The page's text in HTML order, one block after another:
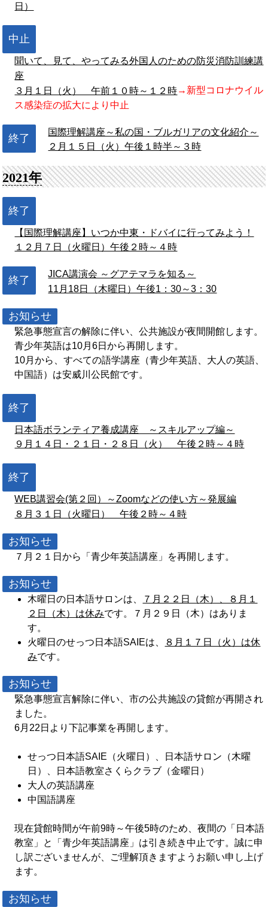
日）
中止
聞いて、見て、やってみる外国人のための防災消防訓練講
座
３月１日（火） 午前１０時～１２時→新型コロナウイル
ス感染症の拡大により中止
終了
国際理解講座～私の国・ブルガリアの文化紹介～
２月１５日（火）午後１時半～３時
2021年
終了
【国際理解講座】いつか中東・ドバイに行ってみよう！
１２月７日（火曜日）午後２時～４時
終了
JICA講演会 ～グアテマラを知る～
11月18日（木曜日）午後1：30～3：30
お知らせ
緊急事態宣言の解除に伴い、公共施設が夜間開館します。
青少年英語は10月6日から再開します。
10月から、すべての語学講座（青少年英語、大人の英語、
中国語）は安威川公民館です。
終了
日本語ボランティア養成講座 ～スキルアップ編～
９月１４日・２１日・２８日（火） 午後２時～４時
終了
WEB講習会(第２回）～Zoomなどの使い方～発展編
８月３１日（火曜日） 午後２時～４時
お知らせ
７月２１日から「青少年英語講座」を再開します。
お知らせ
木曜日の日本語サロンは、
７月２２日（木）、８月１
２日（木）は休みです。７月２９日（木）はありま
す。
火曜日のせっつ日本語SAIEは、
８月１７日（火）は休
みです。
お知らせ
緊急事態宣言解除に伴い、市の公共施設の貸館が再開され
ました。
6月22日より下記事業を再開します。
せっつ日本語SAIE（火曜日）、日本語サロン（木曜
日）、日本語教室さくらクラブ（金曜日）
大人の英語講座
中国語講座
現在貸館時間が午前9時～午後5時のため、夜間の「日本語
教室」と「青少年英語講座」は引き続き中止です。誠に申
し訳ございませんが、ご理解頂きますようお願い申し上げ
ます。
お知らせ